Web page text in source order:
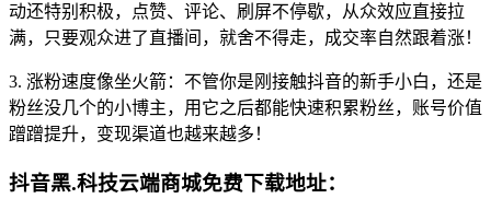
动还特别积极，点赞、评论、刷屏不停歇，从众效应直接拉
满，只要观众进了直播间，就舍不得走，成交率自然跟着涨！
3. 涨粉速度像坐火箭：不管你是刚接触抖音的新手小白，还是
粉丝没几个的小博主，用它之后都能快速积累粉丝，账号价值
蹭蹭提升，变现渠道也越来越多！
抖音黑.科技云端商城免费下载地址：